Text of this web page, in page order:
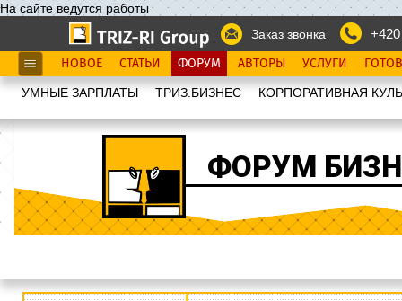
На сайте ведутся работы
Заказ звонка
НОВОЕ СТАТЬИ ФОРУМ АВТОРЫ УСЛУГИ
УМНЫЕ ЗАРПЛАТЫ ТРИЗ.БИЗНЕС КОРПОРАТИВНАЯ
ФОРУМ